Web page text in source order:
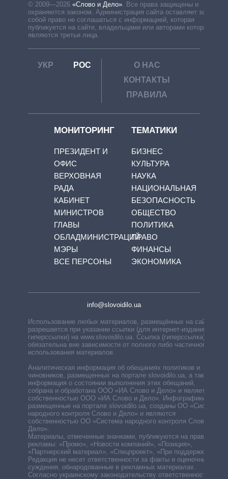
© 2009—2026 «Слово и Дело». Все права защищены и
охраняются законом. Администрация сайта оставляет за
собой право не соглашаться с информацией, которая
публикуется на сайте, владельцами или авторами которой
являются третьи лица.
УКР РОС
О НАС
КОНТАКТЫ
ПРАВИЛА
МОНИТОРИНГ
ПРЕЗИДЕНТ И
ОФИС
ВЕРХОВНАЯ
РАДА
КАБИНЕТ
МИНИСТРОВ
ГЛАВЫ
ОБЛАДМИНИСТРАЦИЙ
МЭРЫ
ВСЕ ПЕРСОНЫ
ТЕМАТИКИ
БИЗНЕС
КУЛЬТУРА
НАУКА
НАЦИОНАЛЬНАЯ
БЕЗОПАСНОСТЬ
ОБЩЕСТВО
ПОЛИТИКА
ПРАВО
ФИНАНСЫ
ЭКОНОМИКА
info@slovoidilo.ua
Использование любых материалов, размещённых на сайте,
разрешается при указании ссылки (для интернет-изданий —
гиперссылки) на www.slovoidilo.ua. Ссылка (гиперссылка)
обязательна вне зависимости от полного либо частичного
использования материалов.
Аналитическая информация об обещаниях политиков и
чиновников, размещенных на портале slovoidilo.ua, а также
информация о состоянии выполнения этих обещаний,
собрана и обработана ООО «ИА Слово и Дело» и является
собственностью ООО «ИА Слово и Дело». Инфографики,
размещенные на портале slovoidilo.ua, созданы ОО «Система
народного контроля Слово и Дело» и являются
собственностью ОО «Система народного контроля Слово и
Дело».
Материалы, отмеченные значками, публикуются на правах
рекламы: «Промо», «Новости компаний», «Позиция»,
«Партнерский материал», «Спецпроект», «При поддержке».
Редакция не несет ответственности за факты и оценочные
суждения, обнародованные в рекламных материалах.
Согласно украинскому законодательству ответственность за